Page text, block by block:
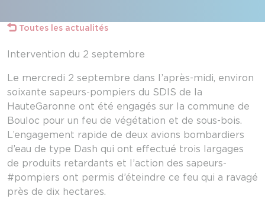
Toutes les actualités
Intervention du 2 septembre
Le mercredi 2 septembre dans l’après-midi, environ
soixante sapeurs-pompiers du SDIS de la
HauteGaronne ont été engagés sur la commune de
Bouloc pour un feu de végétation et de sous-bois.
L’engagement rapide de deux avions bombardiers
d’eau de type Dash qui ont effectué trois largages
de produits retardants et l’action des sapeurs-
#pompiers ont permis d’éteindre ce feu qui a ravagé
près de dix hectares.